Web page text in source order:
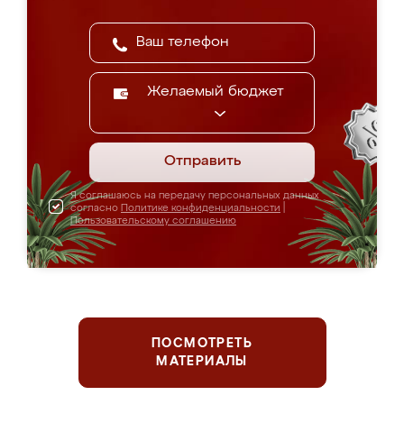
Желаемый бюджет
Отправить
Я соглашаюсь на передачу персональных данных
согласно Политике конфиденциальности
Пользовательскому соглашению
ПОСМОТРЕТЬ
МАТЕРИАЛЫ